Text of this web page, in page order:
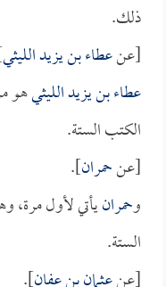
ذلك.
[عنعطاء بن يزيد الليثي
عطاء بن يزيد الليثيهو
الكتب الستة.
[عنحمران].
وحمرانيأتي لأول
الستة.